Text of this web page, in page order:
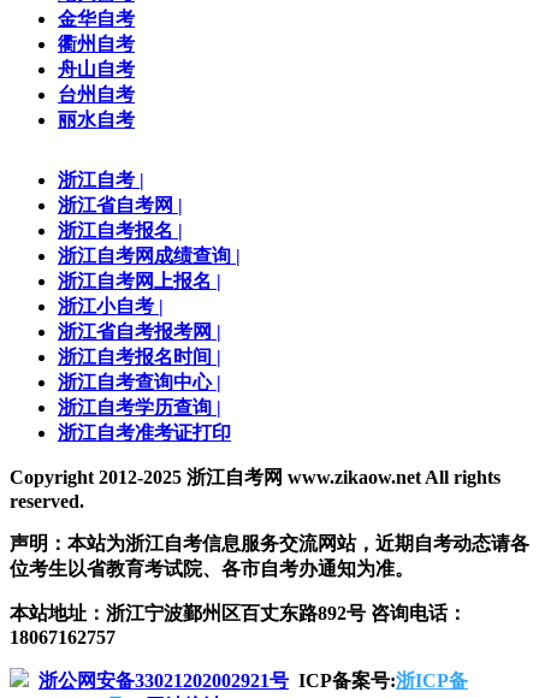
金华自考
衢州自考
舟山自考
台州自考
丽水自考
浙江自考
浙江省自考网
浙江自考报名
浙江自考网成绩查询
浙江自考网上报名
浙江小自考
浙江省自考报考网
浙江自考报名时间
浙江自考查询中心|
浙江自考学历查询
浙江自考准考证打印
Copyright 2012-2025 浙江自考网 www.zikaow.net All rights
reserved.
声明：本站为浙江自考信息服务交流网站，近期自考动态请各
位考生以省教育考试院、各市自考办通知为准。
本站地址：浙江宁波鄞州区百丈东路892号 咨询电话：
18067162757
浙公网安备33021202002921号 ICP备案号:浙ICP备